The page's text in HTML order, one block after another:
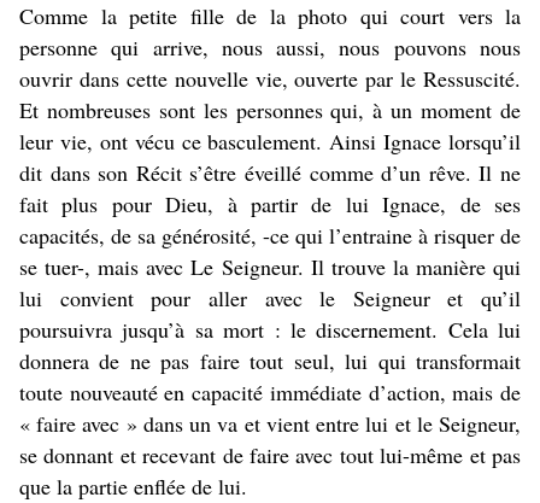
Comme la petite fille de la photo qui court vers la
personne qui arrive, nous aussi, nous pouvons nous
ouvrir dans cette nouvelle vie, ouverte par le Ressuscité.
Et nombreuses sont les personnes qui, à un moment de
leur vie, ont vécu ce basculement. Ainsi Ignace lorsqu’il
dit dans son Récit s’être éveillé comme d’un rêve. Il ne
fait plus pour Dieu, à partir de lui Ignace, de ses
capacités, de sa générosité, -ce qui l’entraine à risquer de
se tuer-, mais avec Le Seigneur. Il trouve la manière qui
lui convient pour aller avec le Seigneur et qu’il
poursuivra jusqu’à sa mort : le discernement. Cela lui
donnera de ne pas faire tout seul, lui qui transformait
toute nouveauté en capacité immédiate d’action, mais de
« faire avec » dans un va et vient entre lui et le Seigneur,
se donnant et recevant de faire avec tout lui-même et pas
que la partie enflée de lui.